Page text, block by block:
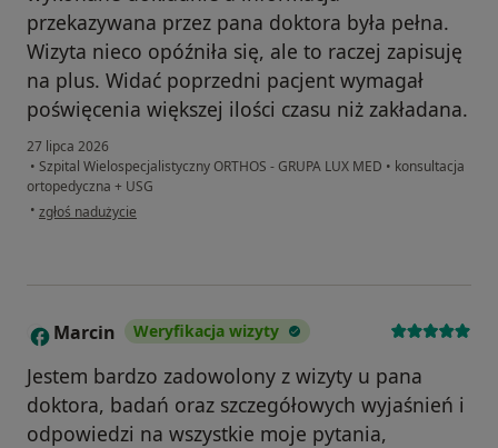
przekazywana przez pana doktora była pełna.
Wizyta nieco opóźniła się, ale to raczej zapisuję
na plus. Widać poprzedni pacjent wymagał
poświęcenia większej ilości czasu niż zakładana.
27 lipca 2026
• Szpital Wielospecjalistyczny ORTHOS - GRUPA LUX MED • konsultacja
ortopedyczna + USG
• w opinii użytkownika Krzysztof
zgłoś nadużycie
M Marcin Weryfikacja wizyty
Jestem bardzo zadowolony z wizyty u pana
doktora, badań oraz szczegółowych wyjaśnień i
odpowiedzi na wszystkie moje pytania,